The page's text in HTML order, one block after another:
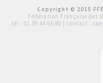
Copyright © 2015
Fédération Française des
tél : 01 39 44 65 80 | contact :